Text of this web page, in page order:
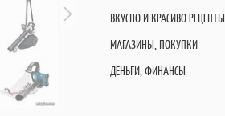
ВКУСНО И КРАСИВО РЕЦЕПТЫ
МАГАЗИНЫ, ПОКУПКИ
ДЕНЬГИ, ФИНАНСЫ